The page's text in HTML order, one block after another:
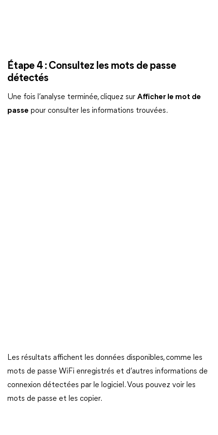
Étape 4 : Consultez les mots de passe
détectés
Une fois l’analyse terminée, cliquez sur Afficher le mot de
passe pour consulter les informations trouvées.
Les résultats affichent les données disponibles, comme les
mots de passe WiFi enregistrés et d’autres informations de
connexion détectées par le logiciel. Vous pouvez voir les
mots de passe et les copier.